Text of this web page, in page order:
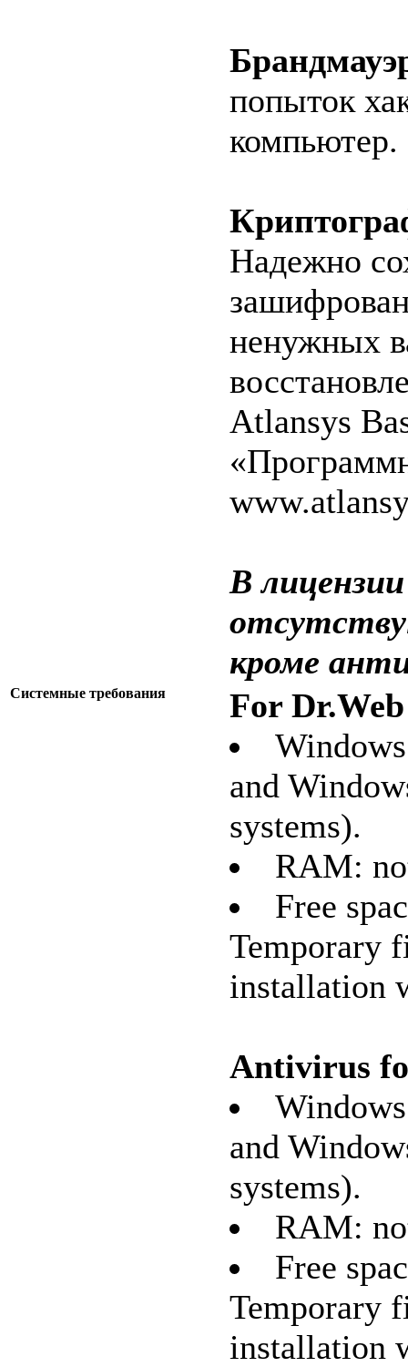
попыток
компьютер.
Надежно
ненужных
Atlansys
В
кроме
Системные требования
For
and
systems).
RAM:
Free
Temporary
installation
Antivirus
and
systems).
RAM:
Free
Temporary
installation